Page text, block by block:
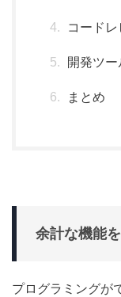
コード
開発ツ
まとめ
余計な機能
プログラミングが